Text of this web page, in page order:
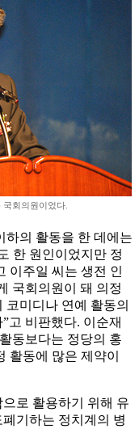
회의원이었다.
하의 활동을 한 데에는
한 원인이었지만 정
이주일 씨는 생전 인
국회의원이 돼 의정
미디나 연예 활동의
고 비판했다. 이순재
동보다는 정당의 홍
활동에 많은 제약이
로 활용하기 위해 유
기하는 정치계의 병